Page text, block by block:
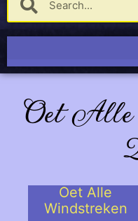
Oet Alle
Oet Alle
Windstreken